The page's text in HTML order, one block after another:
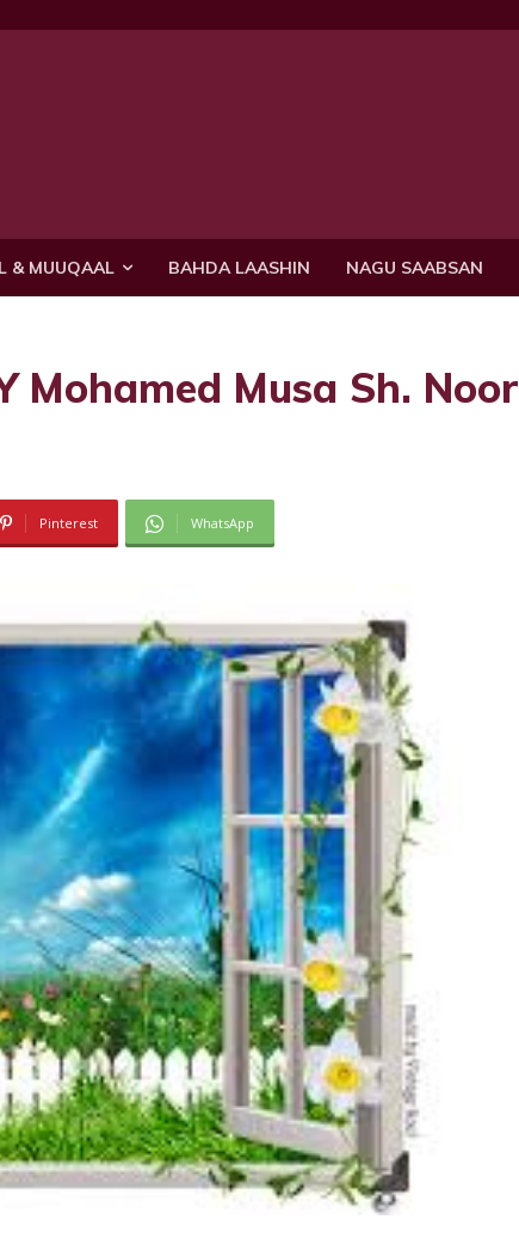
& MUUQAAL BAHDA LAASHIN NAGU SAABSAN
Mohamed Musa Sh. Noor
Pinterest WhatsApp